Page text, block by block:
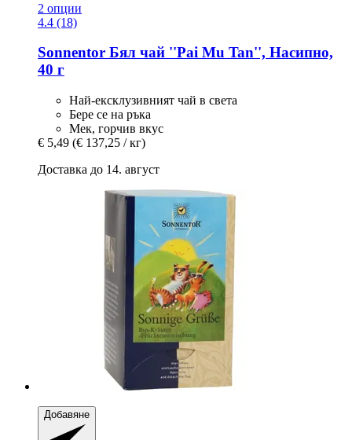
2 опции
4.4 (18)
Sonnentor Бял чай ''Pai Mu Tan'', Насипно,
40 г
Най-ексклузивният чай в света
Бере се на ръка
Мек, горчив вкус
€ 5,49 (€ 137,25 / кг)
Доставка до 14. август
Добавяне